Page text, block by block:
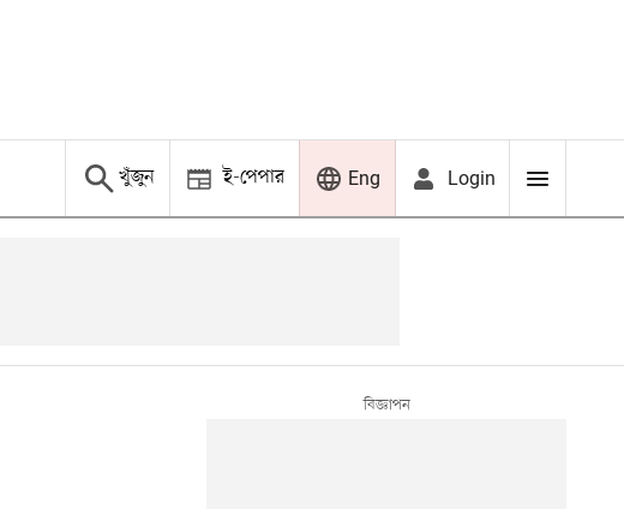
খুঁজুন ই-পেপার Eng Login